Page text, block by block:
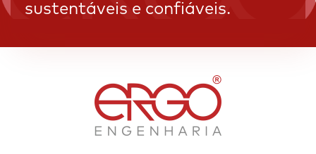
sustentáveis e confiáveis.